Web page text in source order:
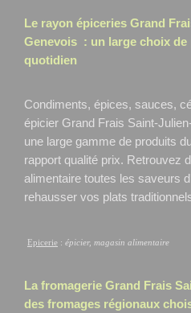
Le rayon épiceries Grand
Genevois : un large choix
quotidien
Condiments, épices, sauces,
épicier Grand Frais Saint-
une large gamme de produits
rapport qualité prix. Retrouvez
alimentaire toutes les saveurs
rehausser vos plats
Epicerie : épicier, magasin alimentaire
La fromagerie Grand Frais
des fromages régionaux